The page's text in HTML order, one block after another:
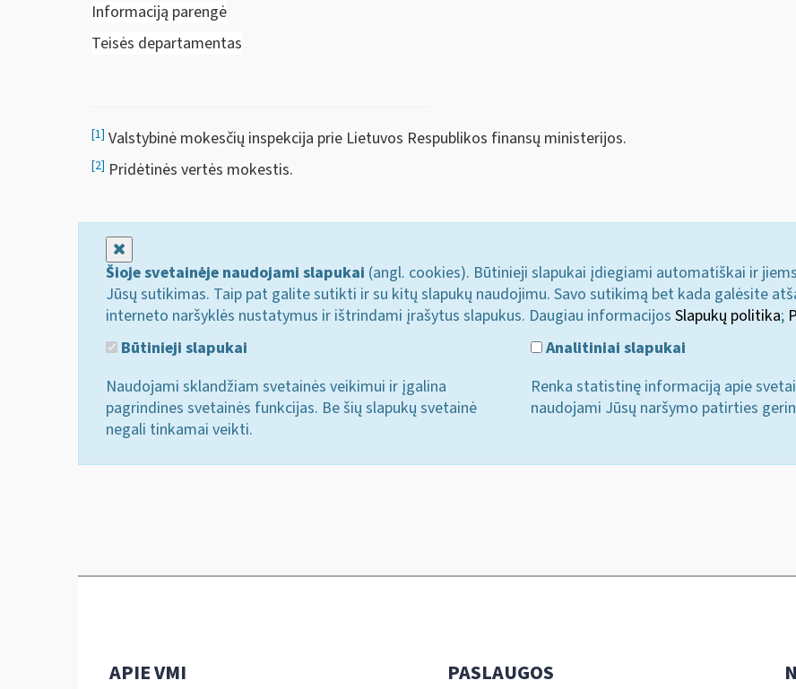
Informaciją parengė
Teisės departamentas
[1] Valstybinė mokesčių inspekcija prie Lietuvos Respublikos finansų ministerijos.
[2] Pridėtinės vertės mokestis.
Šioje svetainėje naudojami slapukai (angl. cookies). Būtinieji slapukai įdiegiami automatiškai ir
Jūsų sutikimas. Taip pat galite sutikti ir su kitų slapukų naudojimu. Savo sutikimą bet kada galėsite
interneto naršyklės nustatymus ir ištrindami įrašytus slapukus. Daugiau informacijos Slapukų politika;
Būtinieji slapukai
Naudojami sklandžiam svetainės veikimui ir įgalina
pagrindines svetainės funkcijas. Be šių slapukų svetainė
negali tinkamai veikti.
Analitiniai slapukai
Renka statistinę informaciją apie
naudojami Jūsų naršymo patirties
APIE VMI PASLAUGOS